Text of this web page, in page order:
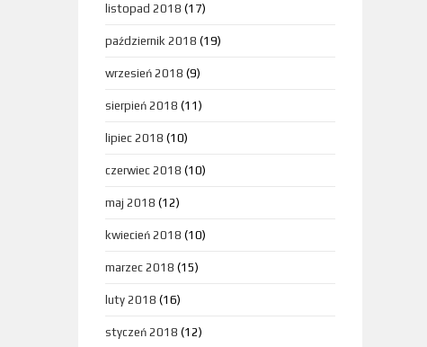
listopad 2018 (17)
październik 2018 (19)
wrzesień 2018 (9)
sierpień 2018 (11)
lipiec 2018 (10)
czerwiec 2018 (10)
maj 2018 (12)
kwiecień 2018 (10)
marzec 2018 (15)
luty 2018 (16)
styczeń 2018 (12)